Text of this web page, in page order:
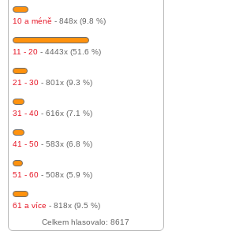
10 a méně - 848x (9.8 %)
11 - 20 - 4443x (51.6 %)
21 - 30 - 801x (9.3 %)
31 - 40 - 616x (7.1 %)
41 - 50 - 583x (6.8 %)
51 - 60 - 508x (5.9 %)
61 a více - 818x (9.5 %)
Celkem hlasovalo: 8617